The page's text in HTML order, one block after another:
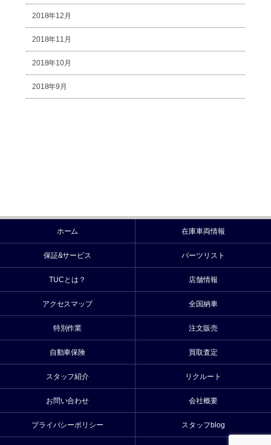
2018年12月
2018年11月
2018年10月
2018年9月
ホーム 在庫車両情報
保証&サービス パーツリスト
TUCとは？ 店舗情報
アクセスマップ 全国納車
特別作業 注文販売
自動車保険 買取査定
スタッフ紹介 リクルート
お問い合わせ 会社概要
プライバシーポリシー スタッフblog